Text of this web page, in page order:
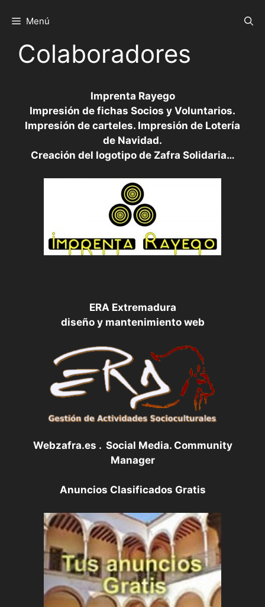
Menú
Colaboradores
Imprenta Rayego
Impresión de fichas Socios y Voluntarios.
Impresión de carteles. Impresión de Lotería
de Navidad.
Creación del logotipo de Zafra Solidaria…
ERA Extremadura
diseño y mantenimiento web
Webzafra.es . Social Media. Community
Manager
Anuncios Clasificados Gratis